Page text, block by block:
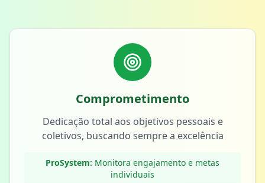
Comprometimento
Dedicação total aos objetivos pessoais e
coletivos, buscando sempre a excelência
ProSystem: Monitora engajamento e metas
individuais